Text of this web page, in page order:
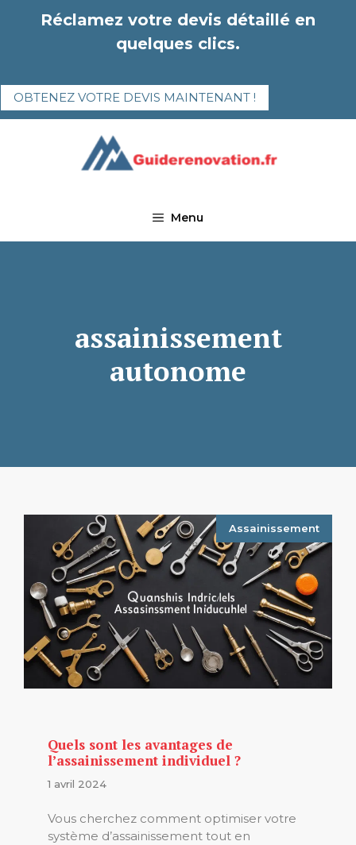
Réclamez votre devis détaillé en
quelques clics.
OBTENEZ VOTRE DEVIS MAINTENANT !
Menu
assainissement
autonome
Assainissement
Quels sont les avantages de
l’assainissement individuel ?
1 avril 2024
Vous cherchez comment optimiser votre
système d’assainissement tout en